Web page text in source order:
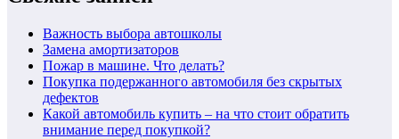
Важность выбора автошколы
Замена амортизаторов
Пожар в машине. Что делать?
Покупка подержанного автомобиля без скрытых
дефектов
Какой автомобиль купить – на что стоит обратить
внимание перед покупкой?